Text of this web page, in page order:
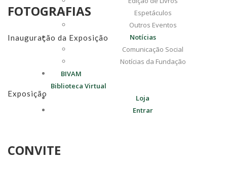
Espetáculos
Outros Eventos
Notícias
Comunicação Social
Notícias da Fundação
BIVAM
Biblioteca Virtual
Loja
Entrar
FOTOGRAFIAS
Inauguração da Exposição
Exposição
CONVITE